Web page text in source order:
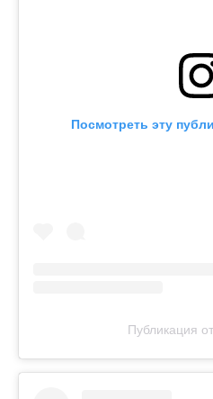
Посмотреть эту
Публикация